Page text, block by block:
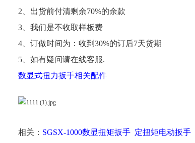
2、出货前付清剩余70%的余款
3、我们是不收取样板费
4、订做时间为：收到30%的订后7天货期
5、如有疑问请在线客服.
数显式扭力扳手相关配件
相关： SGSX-1000数显扭矩扳手 定扭矩电动扳手